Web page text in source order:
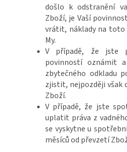
došlo k odstranění
Zboží, je Vaší
vrátit, náklady na toto
My.
V případě, že jste
povinností oznámit
zbytečného odkladu
zjistit, nejpozději však
Zboží.
V případě, že jste
uplatit práva z
se vyskytne u
měsíců od převzetí